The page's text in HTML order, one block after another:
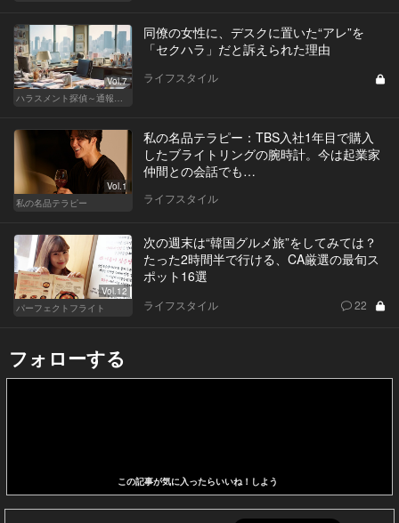
Vol.7
同僚の女性に、デスクに置いた“アレ”を
「セクハラ」だと訴えられた理由
ライフスタイル
Vol.1
私の名品テラピー
私の名品テラピー：TBS入社1年目で購入
したブライトリングの腕時計。今は起業家
仲間との会話でも…
ライフスタイル
Vol.12
パーフェクトフライト
次の週末は“韓国グルメ旅”をしてみては？
たった2時間半で行ける、CA厳選の最旬ス
ポット16選
ライフスタイル 22
フォローする
この記事が気に入ったらいいね！しよう